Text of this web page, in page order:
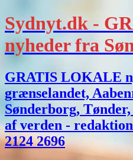
Sydnyt.dk -
nyheder fra
GRATIS LOKALE
grænselandet,
Sønderborg,
af verden -
2124 2696